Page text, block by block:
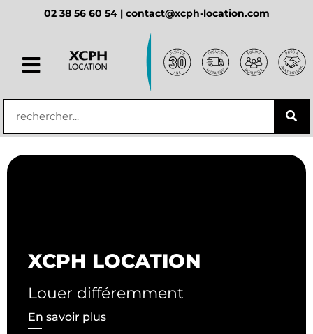
principal02 38 56 60 54 | contact@xcph-location.com
XCPH LOCATION
Louer différemment
En savoir plus